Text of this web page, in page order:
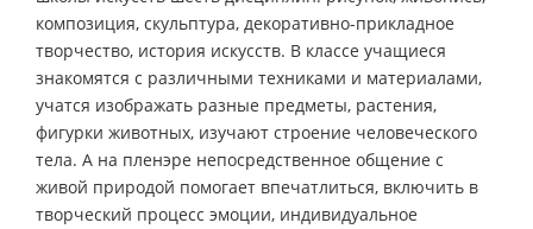
композиция, скульптура, декоративно-прикладное
творчество, история искусств. В классе учащиеся
знакомятся с различными техниками и материалами,
учатся изображать разные предметы, растения,
фигурки животных, изучают строение человеческого
тела. А на пленэре непосредственное общение с
живой природой помогает впечатлиться, включить в
творческий процесс эмоции, индивидуальное